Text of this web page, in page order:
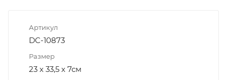
Артикул
DC-10873
Размер
23 х 33,5 х 7см